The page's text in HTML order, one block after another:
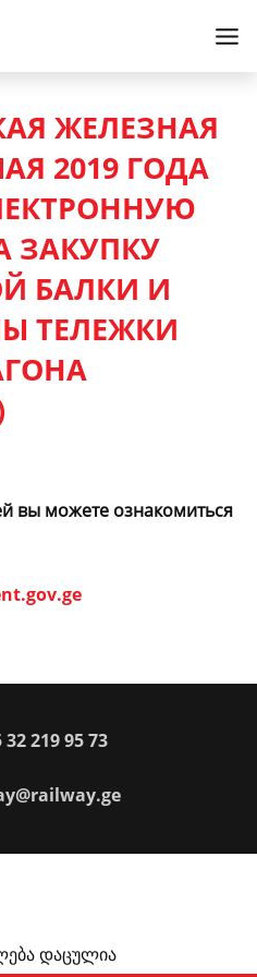
ЖЕЛЕЗНАЯ
2019 ГОДА
ЗАКУПКУ
БАЛКИ И
ТЕЛЕЖКИ
вы можете ознакомиться
32 219 95 73
დაცულია